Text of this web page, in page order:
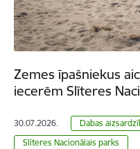
Zemes īpašniekus
iecerēm Slīteres
30.07.2026. Dabas
Slīteres Nacionālais parks